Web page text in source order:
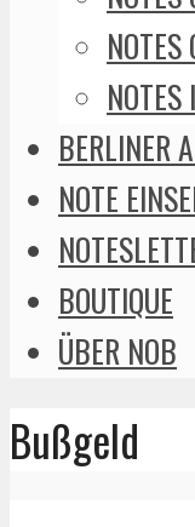
NOTES
BERLINER
NOTE
BOUTIQUE
ÜBER NOB
Bußgeld